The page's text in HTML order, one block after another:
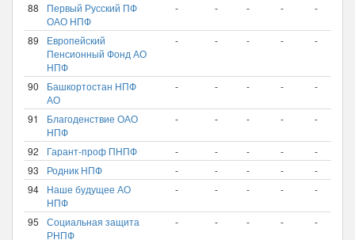
88
Первый Русский ПФ
ОАО НПФ
- - - - -
89
Европейский
Пенсионный Фонд АО
НПФ
- - - - -
90
Башкортостан НПФ
АО
- - - - -
91
Благоденствие ОАО
НПФ
- - - - -
92 Гарант-проф ПНПФ - - - - -
93
Родник НПФ - - - - -
94
Наше будущее АО
НПФ
- - - - -
95
Социальная защита
РНПФ
- - - - -